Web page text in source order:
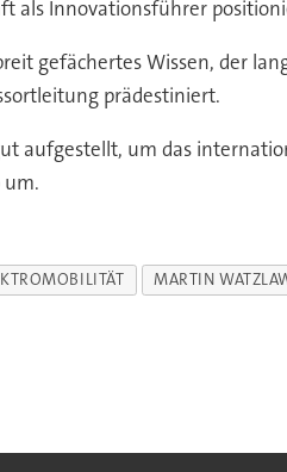
als Innovationsführer
gefächertes Wissen, der
prädestiniert.
aufgestellt, um das
um.
MARTIN